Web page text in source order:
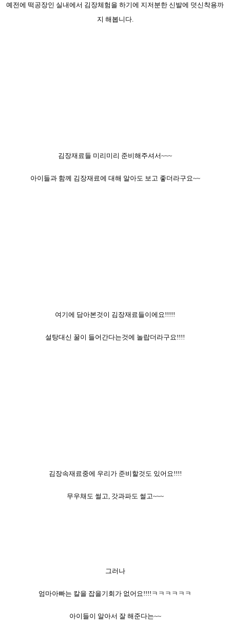
예전에 떡공장인 실내에서 김장체험을 하기에 지저분한 신발에 덧신착용까
지 해봅니다.
김장재료들 미리미리 준비해주셔서~~~
아이들과 함께 김장재료에 대해 알아도 보고 좋더라구요~~
여기에 담아본것이 김장재료들이에요!!!!!
설탕대신 꿀이 들어간다는것에 놀랍더라구요!!!!
김장속재료중에 우리가 준비할것도 있어요!!!!
무우채도 썰고, 갓과파도 썰고~~~
그러나
엄마아빠는 칼을 잡을기회가 없어요!!!!ㅋㅋㅋㅋㅋㅋ
아이들이 알아서 잘 해준다는~~